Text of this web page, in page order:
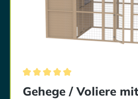
jeder beliebigen Position
Die Tür öffnet nach außen. Die
(nach rechts oder links) ist frei
Das Gehege kann zusätzlich
ausgestattet werden. Das
Durchschnittliche Bewertung
Gehege / Voliere